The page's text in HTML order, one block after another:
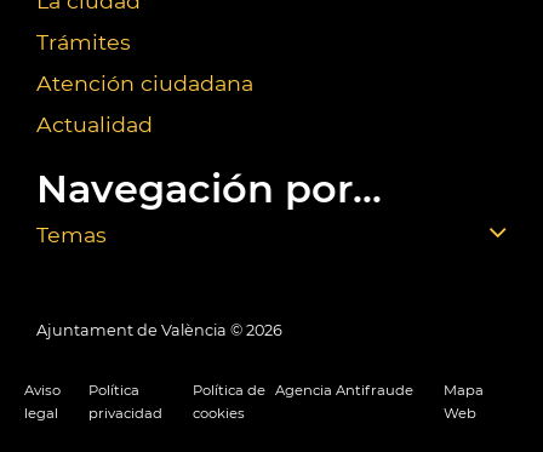
Trámites
Atención ciudadana
Actualidad
Navegación por...
Temas
Ajuntament de València © 2026
Aviso
legal
Política
privacidad
Política de
cookies
Agencia Antifraude
Mapa
Web